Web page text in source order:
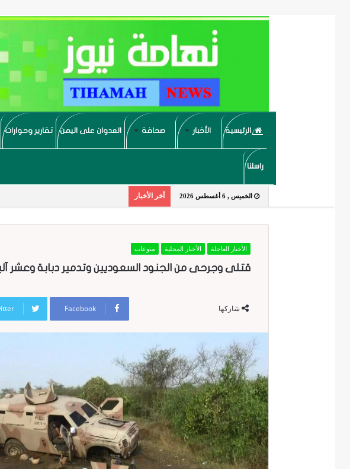
الرئيسية الأخبار صحافة العدوان على اليمن تقارير وحوارات
راسلنا
الخميس , 6 أغسطس 2026 أخر الأخبار
الأخبار العاجلة الأخبار المحلية منوعات
قتلى وجرحى من الجنود السعوديين وتدمير دبابة وعشر
شاركها Facebook